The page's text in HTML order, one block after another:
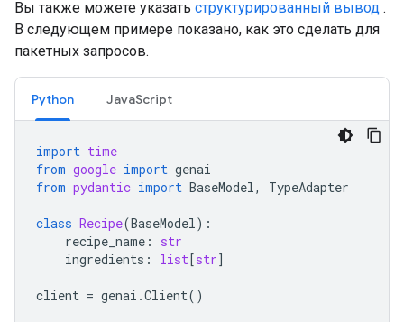
Вы также можете указать структурированный вывод .
В следующем примере показано, как это сделать для
пакетных запросов.
Python JavaScript
import time
from google import genai
from pydantic import BaseModel, TypeAdapter
class Recipe(BaseModel):
recipe_name :
str
ingredients : list[str]
client = genai .Client()